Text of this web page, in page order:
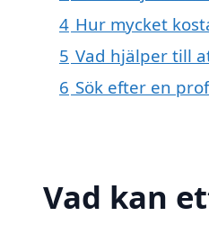
4 Hur mycket
5 Vad hjälper till
6 Sök efter en
Vad kan